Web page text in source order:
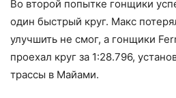
Во второй попытке гонщики
один быстрый круг. Макс
улучшить не смог, а гонщики
проехал круг за 1:28.796,
трассы в Майами.